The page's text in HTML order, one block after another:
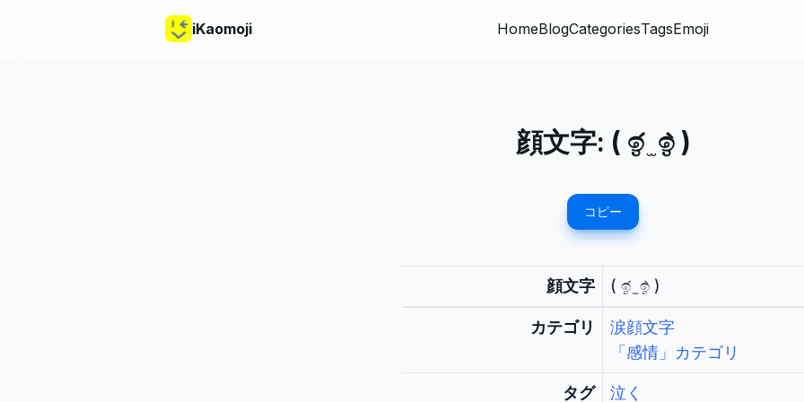
iKaomoji HomeBlogCategoriesTagsEmoji
顔文字: ( ඉ́ ̫ ඉ̀ )
コピー
顔文字 ( ඉ́ ̫ ඉ̀ )
カテゴリ
涙顔文字
「感情」カテゴリ
タグ 泣く